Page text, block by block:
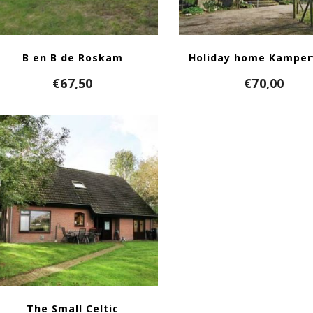
B en B de Roskam
€67,50
Holiday home
€70,00
The Small Celtic